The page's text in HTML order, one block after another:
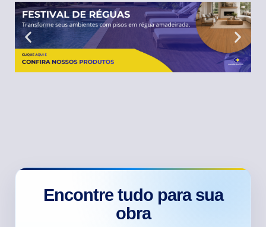
Encontre tudo para sua
obra